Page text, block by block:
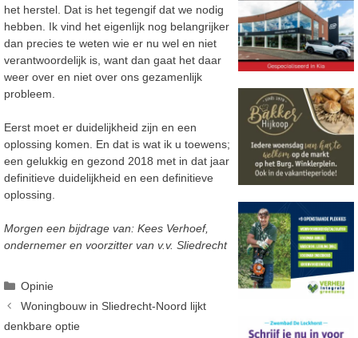
het herstel. Dat is het tegengif dat we nodig
hebben. Ik vind het eigenlijk nog belangrijker
dan precies te weten wie er nu wel en niet
verantwoordelijk is, want dan gaat het daar
weer over en niet over ons gezamenlijk
probleem.
Eerst moet er duidelijkheid zijn en een
oplossing komen. En dat is wat ik u toewens;
een gelukkig en gezond 2018 met in dat jaar
definitieve duidelijkheid en een definitieve
oplossing.
Morgen een bijdrage van: Kees Verhoef,
ondernemer en voorzitter van v.v. Sliedrecht
Categorieën
Opinie
Woningbouw in Sliedrecht-Noord lijkt
denkbare optie